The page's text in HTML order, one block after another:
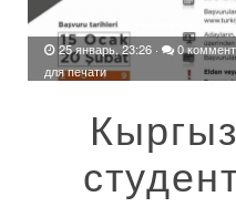
25 январь, 23:26 · 0
для печати